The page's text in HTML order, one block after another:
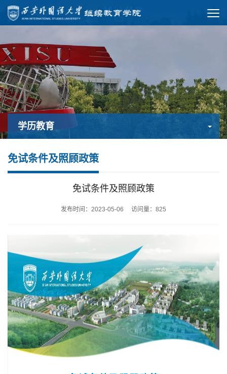
学历教育
免试条件及照顾政策
免试条件及照顾政策
发布时间：2023-05-06 访问量： 825